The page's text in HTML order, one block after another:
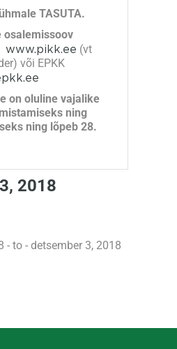
TASUTA.
osalemissoov
www.pikk.ee (vt
või EPKK
on oluline vajalike
ning
ning lõpeb 28.
2018
- to - detsember 3, 2018